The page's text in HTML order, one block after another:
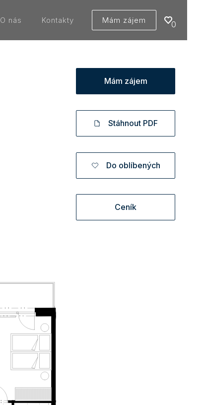
O nás Kontakty Mám zájem 0
Mám zájem
Stáhnout PDF
Do oblíbených
Ceník